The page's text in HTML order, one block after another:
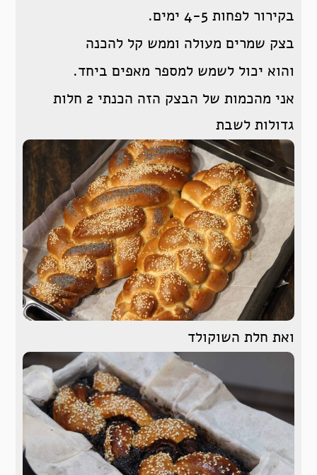
בקירור לפחות 4-5 ימים.
בצק שמרים מעולה וממש קל להכנה
והוא יכול לשמש למספר מאפים ביחד.
אני מהכמות של הבצק הזה הכנתי 2 חלות
גדולות לשבת
ואת חלת השוקולד